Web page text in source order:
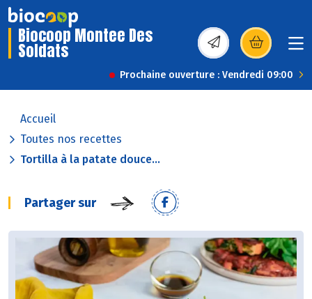
Biocoop Montee Des
Soldats (s’ouvre dans une
Prochaine ouverture : Vendredi 09:00
Accueil
Toutes nos recettes
Tortilla à la patate douce...
Partager sur